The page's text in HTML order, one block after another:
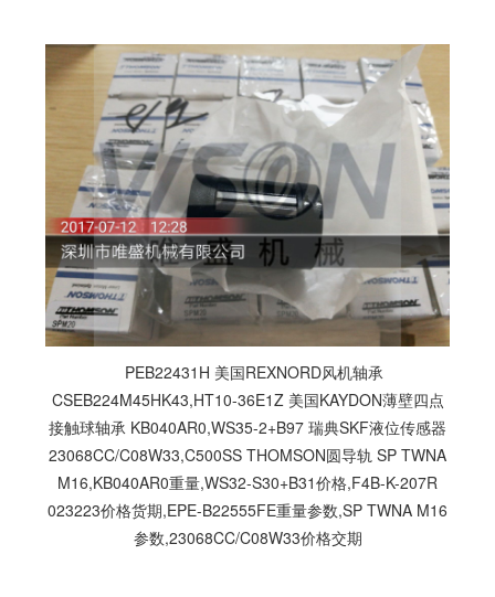
PEB22431H 美国REXNORD风机轴承
CSEB224M45HK43,HT10-36E1Z 美国KAYDON薄壁四点
接触球轴承 KB040AR0,WS35-2+B97 瑞典SKF液位传感器
23068CC/C08W33,C500SS THOMSON圆导轨 SP TWNA
M16,KB040AR0重量,WS32-S30+B31价格,F4B-K-207R
023223价格货期,EPE-B22555FE重量参数,SP TWNA M16
参数,23068CC/C08W33价格交期